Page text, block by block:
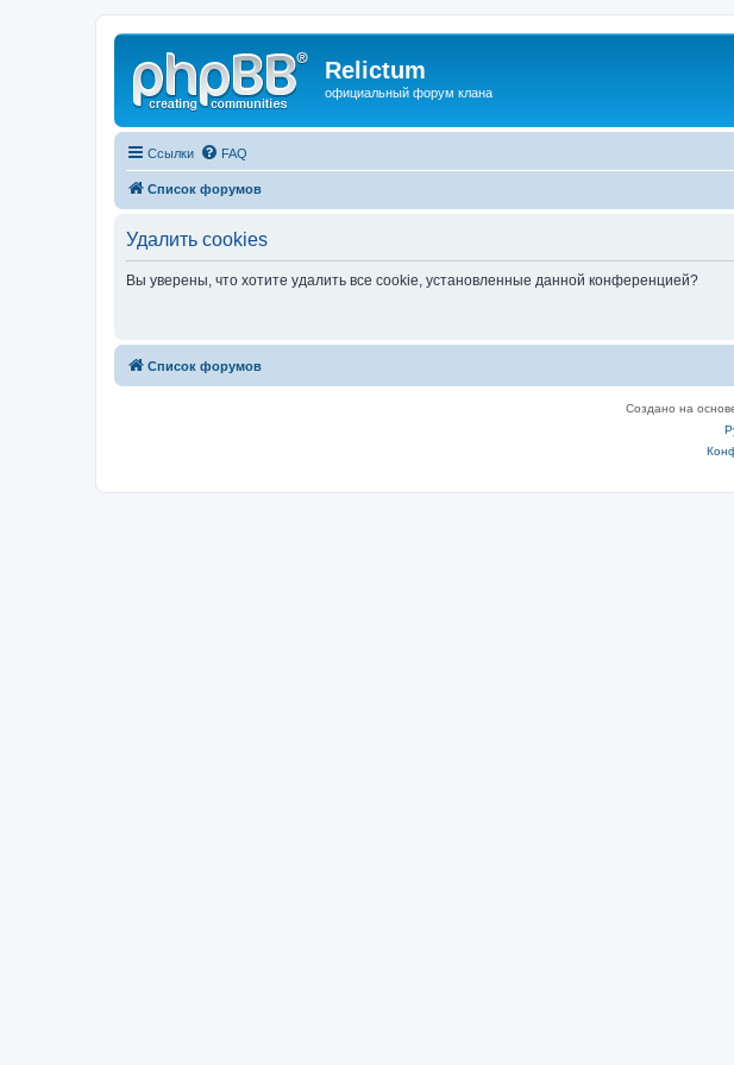
Relictum
официальный форум клана
Ссылки FAQ
Список форумов
Удалить cookies
Вы уверены, что хотите удалить все cookie, установленные данной конференцией?
Список форумов
Создано на